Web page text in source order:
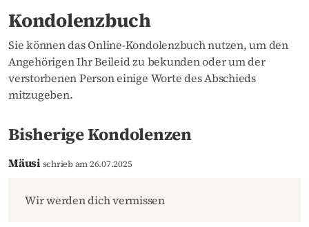
Kondolenzbuch
Sie können das Online-Kondolenzbuch nutzen, um den
Angehörigen Ihr Beileid zu bekunden oder um der
verstorbenen Person einige Worte des Abschieds
mitzugeben.
Bisherige Kondolenzen
Mäusi schrieb am 26.07.2025
Wir werden dich vermissen